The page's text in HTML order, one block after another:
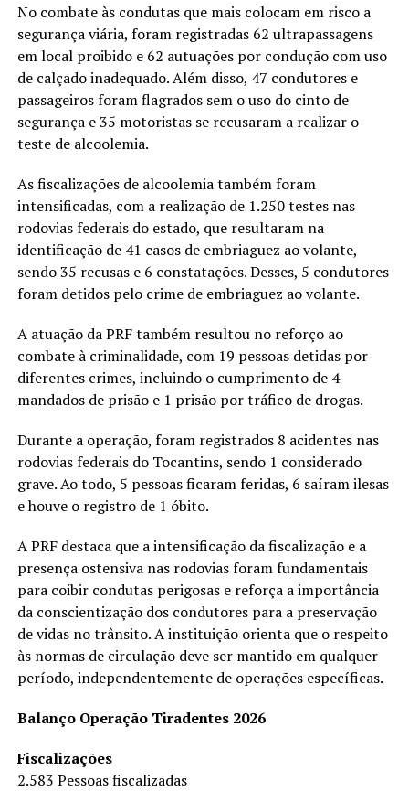
No combate às condutas que mais colocam em risco a
segurança viária, foram registradas 62 ultrapassagens
em local proibido e 62 autuações por condução com uso
de calçado inadequado. Além disso, 47 condutores e
passageiros foram flagrados sem o uso do cinto de
segurança e 35 motoristas se recusaram a realizar o
teste de alcoolemia.
As fiscalizações de alcoolemia também foram
intensificadas, com a realização de 1.250 testes nas
rodovias federais do estado, que resultaram na
identificação de 41 casos de embriaguez ao volante,
sendo 35 recusas e 6 constatações. Desses, 5 condutores
foram detidos pelo crime de embriaguez ao volante.
A atuação da PRF também resultou no reforço ao
combate à criminalidade, com 19 pessoas detidas por
diferentes crimes, incluindo o cumprimento de 4
mandados de prisão e 1 prisão por tráfico de drogas.
Durante a operação, foram registrados 8 acidentes nas
rodovias federais do Tocantins, sendo 1 considerado
grave. Ao todo, 5 pessoas ficaram feridas, 6 saíram ilesas
e houve o registro de 1 óbito.
A PRF destaca que a intensificação da fiscalização e a
presença ostensiva nas rodovias foram fundamentais
para coibir condutas perigosas e reforça a importância
da conscientização dos condutores para a preservação
de vidas no trânsito. A instituição orienta que o respeito
às normas de circulação deve ser mantido em qualquer
período, independentemente de operações específicas.
Balanço Operação Tiradentes 2026
Fiscalizações
2.583 Pessoas fiscalizadas